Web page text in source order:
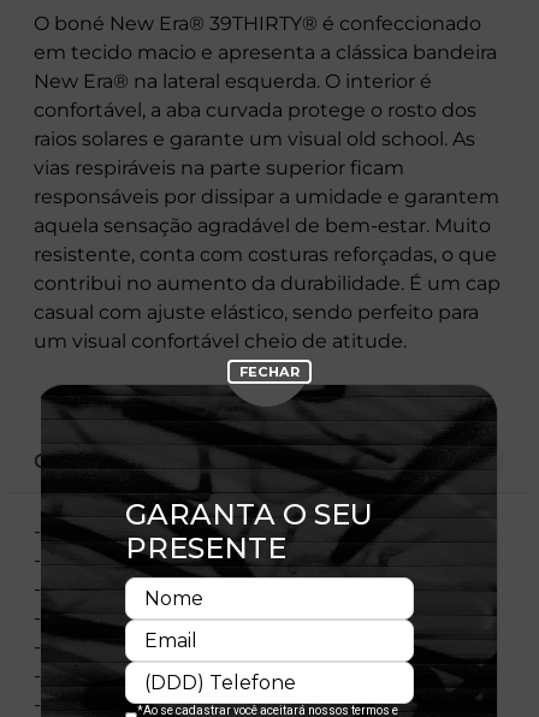
O boné New Era® 39THIRTY® é confeccionado
em tecido macio e apresenta a clássica bandeira
New Era® na lateral esquerda. O interior é
confortável, a aba curvada protege o rosto dos
raios solares e garante um visual old school. As
vias respiráveis na parte superior ficam
responsáveis por dissipar a umidade e garantem
aquela sensação agradável de bem-estar. Muito
resistente, conta com costuras reforçadas, o que
contribui no aumento da durabilidade. É um cap
casual com ajuste elástico, sendo perfeito para
um visual confortável cheio de atitude.
CARACTERÍSTICAS
- Aba Curva
- Fechado Stretch Fit
- Painél Frontal Único
- Estruturado
- Bordado Frontal
- Flag Bordada
- Material: Sarja com Elastano